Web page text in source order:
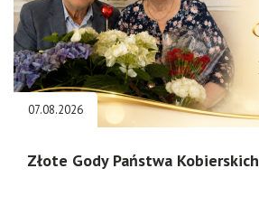
07.08.2026
Złote Gody Państwa Kobierskich